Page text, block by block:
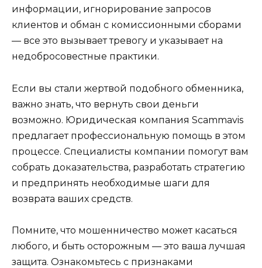
информации, игнорирование запросов
клиентов и обман с комиссионными сборами
— все это вызывает тревогу и указывает на
недобросовестные практики.
Если вы стали жертвой подобного обменника,
важно знать, что вернуть свои деньги
возможно. Юридическая компания Scammavis
предлагает профессиональную помощь в этом
процессе. Специалисты компании помогут вам
собрать доказательства, разработать стратегию
и предпринять необходимые шаги для
возврата ваших средств.
Помните, что мошенничество может касаться
любого, и быть осторожным — это ваша лучшая
защита. Ознакомьтесь с признаками